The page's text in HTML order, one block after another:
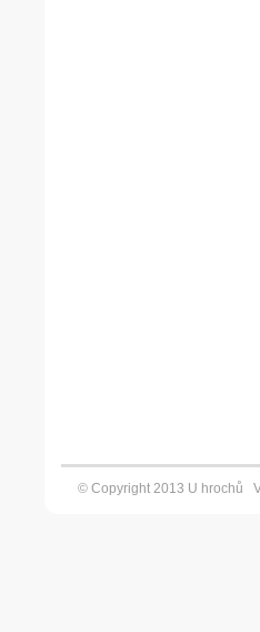
© Copyright 2013 U